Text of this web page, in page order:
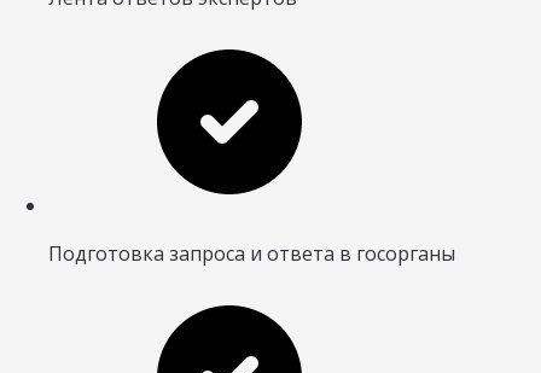
Подготовка запроса и ответа в госорганы